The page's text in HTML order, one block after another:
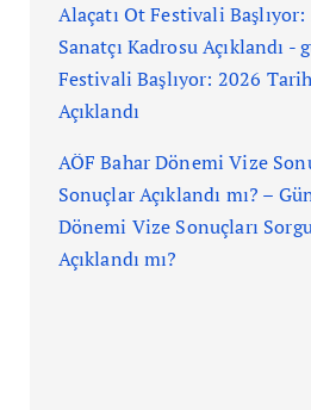
Alaçatı Ot Festivali
Sanatçı Kadrosu Açıklandı -
Festivali Başlıyor: 2026
Açıklandı
AÖF Bahar Dönemi Vize
Sonuçlar Açıklandı mı? –
Dönemi Vize Sonuçları
Açıklandı mı?